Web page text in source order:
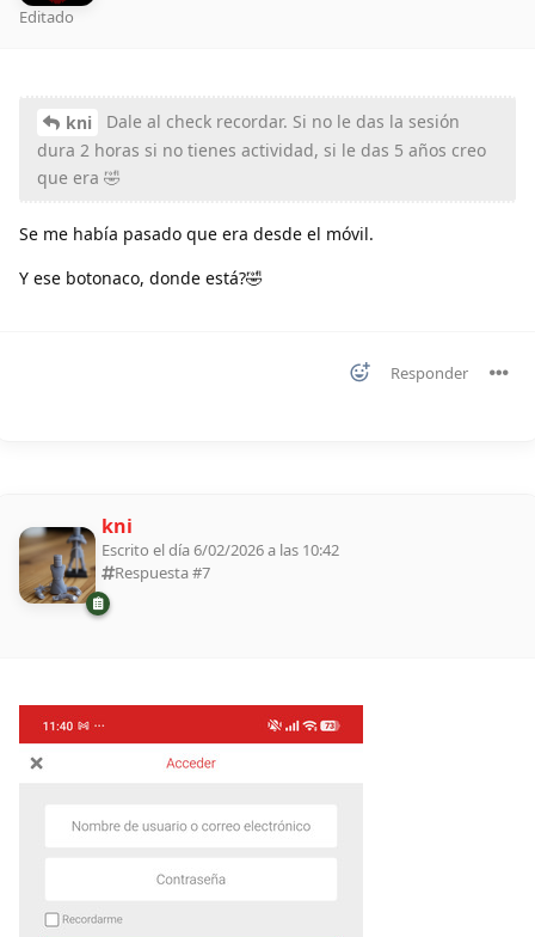
Editado
kni
Dale al check recordar. Si no le das la sesión
dura 2 horas si no tienes actividad, si le das 5 años creo
que era 🤣
Se me había pasado que era desde el móvil.
Y ese botonaco, donde está?🤣
Responder
kni
Escrito el día 6/02/2026 a las 10:42
Respuesta #7